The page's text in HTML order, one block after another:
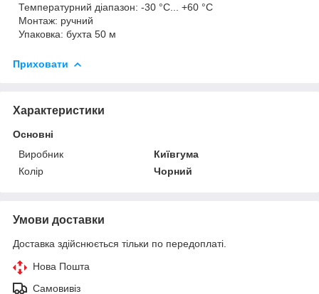
Температурний діапазон: -30 °С... +60 °С
Монтаж: ручний
Упаковка: бухта 50 м
Приховати
Характеристики
Основні
Виробник
Київгума
Колір
Чорний
Умови доставки
Доставка здійснюється тільки по передоплаті.
Нова Пошта
Самовивіз